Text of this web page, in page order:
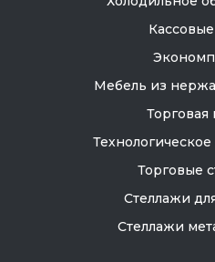
Мебель из
Торговая
Торговые
Стеллажи
Стеллажи